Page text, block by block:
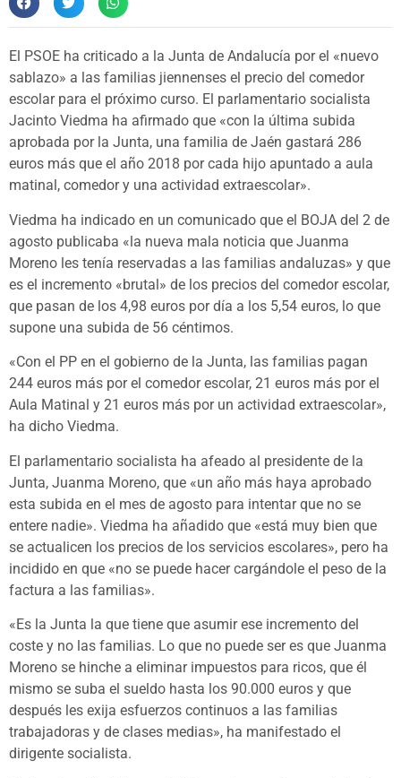
El PSOE ha criticado a la Junta de Andalucía por el «nuevo
sablazo» a las familias jiennenses el precio del comedor
escolar para el próximo curso. El parlamentario socialista
Jacinto Viedma ha afirmado que «con la última subida
aprobada por la Junta, una familia de Jaén gastará 286
euros más que el año 2018 por cada hijo apuntado a aula
matinal, comedor y una actividad extraescolar».
Viedma ha indicado en un comunicado que el BOJA del 2 de
agosto publicaba «la nueva mala noticia que Juanma
Moreno les tenía reservadas a las familias andaluzas» y que
es el incremento «brutal» de los precios del comedor escolar,
que pasan de los 4,98 euros por día a los 5,54 euros, lo que
supone una subida de 56 céntimos.
«Con el PP en el gobierno de la Junta, las familias pagan
244 euros más por el comedor escolar, 21 euros más por el
Aula Matinal y 21 euros más por un actividad extraescolar»,
ha dicho Viedma.
El parlamentario socialista ha afeado al presidente de la
Junta, Juanma Moreno, que «un año más haya aprobado
esta subida en el mes de agosto para intentar que no se
entere nadie». Viedma ha añadido que «está muy bien que
se actualicen los precios de los servicios escolares», pero ha
incidido en que «no se puede hacer cargándole el peso de la
factura a las familias».
«Es la Junta la que tiene que asumir ese incremento del
coste y no las familias. Lo que no puede ser es que Juanma
Moreno se hinche a eliminar impuestos para ricos, que él
mismo se suba el sueldo hasta los 90.000 euros y que
después les exija esfuerzos continuos a las familias
trabajadoras y de clases medias», ha manifestado el
dirigente socialista.